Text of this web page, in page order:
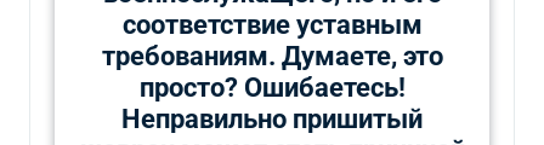
соответствие уставным
требованиям. Думаете, это
просто? Ошибаетесь!
Неправильно пришитый